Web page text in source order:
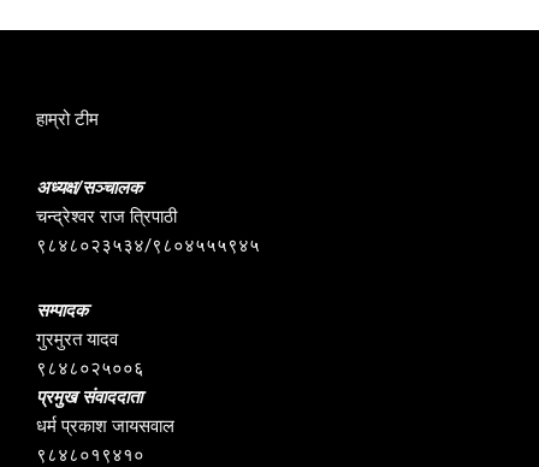
हाम्रो टीम
अध्यक्ष/सञ्चालक
चन्द्रेश्वर राज त्रिपाठी
९८४८०२३५३४/९८०४५५५९४५
सम्पादक
गुरमुरत यादव
९८४८०२५००६
प्रमुख संवाददाता
धर्म प्रकाश जायसवाल
९८४८०१९४१०